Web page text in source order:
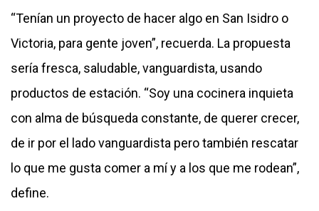
“Tenían un proyecto de hacer algo en San Isidro o
Victoria, para gente joven”, recuerda. La propuesta
sería fresca, saludable, vanguardista, usando
productos de estación. “Soy una cocinera inquieta
con alma de búsqueda constante, de querer crecer,
de ir por el lado vanguardista pero también rescatar
lo que me gusta comer a mí y a los que me rodean”,
define.